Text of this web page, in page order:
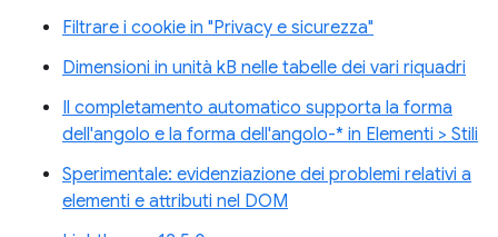
Filtrare i cookie in "Privacy e sicurezza"
Dimensioni in unità kB nelle tabelle dei vari riquadri
Il completamento automatico supporta la forma
dell'angolo e la forma dell'angolo-* in Elementi > Stili
Sperimentale: evidenziazione dei problemi relativi a
elementi e attributi nel DOM